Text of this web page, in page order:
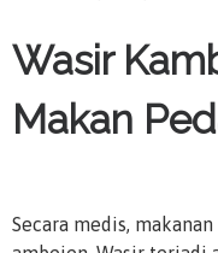
Wasir
Makan
Secara medis,